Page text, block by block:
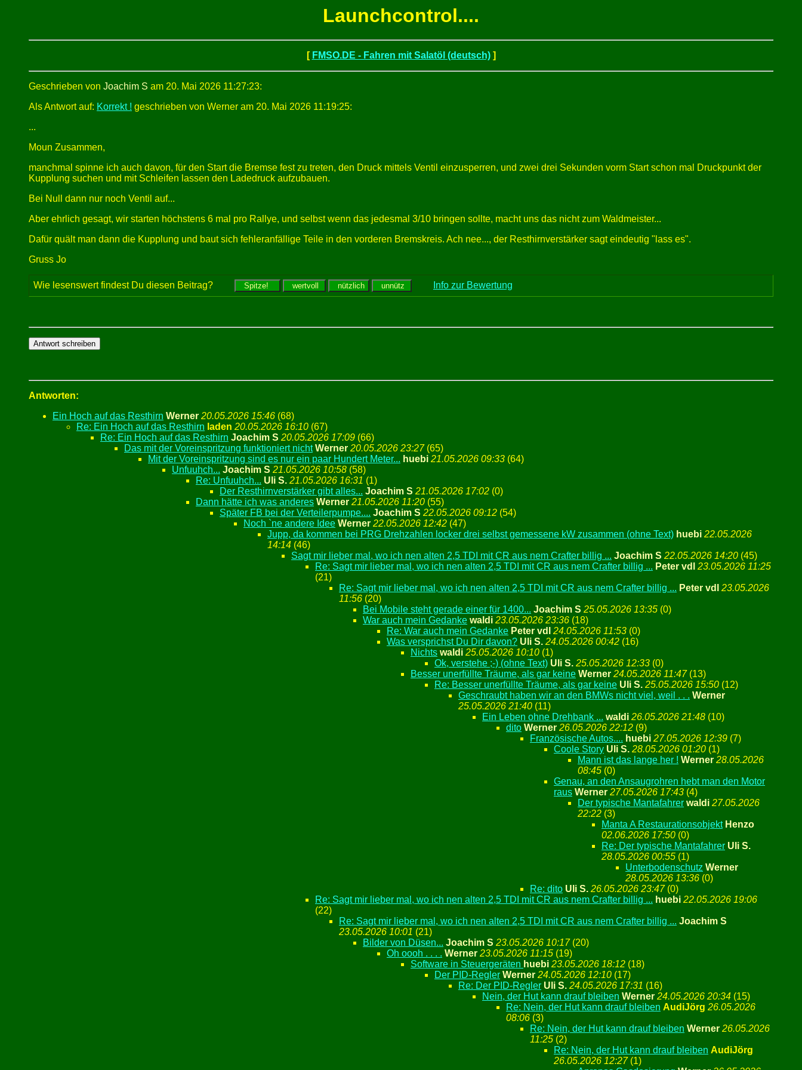
Launchcontrol....
[ FMSO.DE - Fahren mit Salatöl (deutsch)]
Geschrieben von Joachim S am 20. Mai 2026 11:27:23:
Als Antwort auf: Korrekt ! geschrieben von Werner am 20. Mai 2026 11:19:25:
...
Moun Zusammen,
manchmal spinne ich auch davon, für den Start die Bremse fest zu treten, den Druck mittels Ventil einzusperren, und zwei drei Sekunden vorm Start schon mal Druckpunkt der
Kupplung suchen und mit Schleifen lassen den Ladedruck aufzubauen.
Bei Null dann nur noch Ventil auf...
Aber ehrlich gesagt, wir starten höchstens 6 mal pro Rallye, und selbst wenn das jedesmal 3/10 bringen sollte, macht uns das nicht zum Waldmeister...
Dafür quält man dann die Kupplung und baut sich fehleranfällige Teile in den vorderen Bremskreis. Ach nee..., der Resthirnverstärker sagt eindeutig "lass es".
Gruss Jo
Wie lesenswert findest Du diesen Beitrag? Info zur Bewertung
Antworten:
Ein Hoch auf das Resthirn Werner 20.05.2026 15:46 (68)
Re: Ein Hoch auf das Resthirn laden 20.05.2026 16:10 (67)
Re: Ein Hoch auf das Resthirn Joachim S 20.05.2026 17:09 (66)
Das mit der Voreinspritzung funktioniert nicht Werner 20.05.2026 23:27(65)
Mit der Voreinspritzung sind es nur ein paar Hundert Meter... huebi 21.05.2026 09:33 (64)
Unfuuhch... Joachim S 21.05.2026 10:58 (58)
Re: Unfuuhch... Uli S. 21.05.2026 16:31 (1)
Der Resthirnverstärker gibt alles... Joachim S 21.05.2026 17:02 (0)
Dann hätte ich was anderes Werner 21.05.2026 11:20 (55)
Später FB bei der Verteilerpumpe.... Joachim S 22.05.2026 09:12 (54)
Noch `ne andere Idee Werner 22.05.2026 12:42 (47)
Jupp, da kommen bei PRG Drehzahlen locker drei selbst gemessene kW zusammen (ohne Text) huebi 22.05.2026
14:14 (46)
Sagt mir lieber mal, wo ich nen alten 2,5 TDI mit CR aus nem Crafter billig ... Joachim S 22.05.2026 14:20 (45)
Re: Sagt mir lieber mal, wo ich nen alten 2,5 TDI mit CR aus nem Crafter billig ... Peter vdl
23.05.2026 11:25
(21)
Re: Sagt mir lieber mal, wo ich nen alten 2,5 TDI mit CR aus nem Crafter billig ... Peter vdl
23.05.2026
11:56 (20)
Bei Mobile steht gerade einer für 1400... Joachim S 25.05.2026 13:35 (0)
War auch mein Gedanke waldi 23.05.2026 23:36 (18)
Re: War auch mein Gedanke Peter vdl 24.05.2026 11:53 (0)
Was versprichst Du Dir davon? Uli S. 24.05.2026 00:42 (16)
Nichts waldi 25.05.2026 10:10 (1)
Ok, verstehe ;-) (ohne Text) Uli S. 25.05.2026 12:33 (0)
Besser unerfüllte Träume, als gar keine Werner 24.05.2026 11:47(13)
Re: Besser unerfüllte Träume, als gar keine Uli S. 25.05.2026 15:50 (12)
Geschraubt haben wir an den BMWs nicht viel, weil . . . Werner
25.05.2026 21:40 (11)
Ein Leben ohne Drehbank ... waldi 26.05.2026 21:48 (10)
dito Werner 26.05.2026 22:12 (9)
Französische Autos.... huebi 27.05.2026 12:39 (7)
Coole Story Uli S. 28.05.2026 01:20 (1)
Mann ist das lange her ! Werner 28.05.2026
08:45 (0)
Genau, an den Ansaugrohren hebt man den Motor
raus Werner 27.05.2026 17:43 (4)
Der typische Mantafahrer waldi 27.05.2026
22:22 (3)
Manta A Restaurationsobjekt Henzo
02.06.2026 17:50 (0)
Re: Der typische Mantafahrer Uli S.
28.05.2026 00:55 (1)
Unterbodenschutz Werner
28.05.2026 13:36 (0)
Re: dito Uli S. 26.05.2026 23:47(0)
Re: Sagt mir lieber mal, wo ich nen alten 2,5 TDI mit CR aus nem Crafter billig ... huebi 22.05.2026 19:06
(22)
Re: Sagt mir lieber mal, wo ich nen alten 2,5 TDI mit CR aus nem Crafter billig ... Joachim S
23.05.2026 10:01 (21)
Bilder von Düsen... Joachim S 23.05.2026 10:17(20)
Oh oooh . . . . Werner 23.05.2026 11:15 (19)
Software in Steuergeräten huebi 23.05.2026 18:12 (18)
Der PID-Regler Werner 24.05.2026 12:10 (17)
Re: Der PID-Regler Uli S. 24.05.2026 17:31 (16)
Nein, der Hut kann drauf bleiben Werner 24.05.2026 20:34 (15)
Re: Nein, der Hut kann drauf bleiben AudiJörg 26.05.2026
08:06 (3)
Re: Nein, der Hut kann drauf bleiben Werner 26.05.2026
11:25 (2)
Re: Nein, der Hut kann drauf bleiben AudiJörg
26.05.2026 12:27(1)